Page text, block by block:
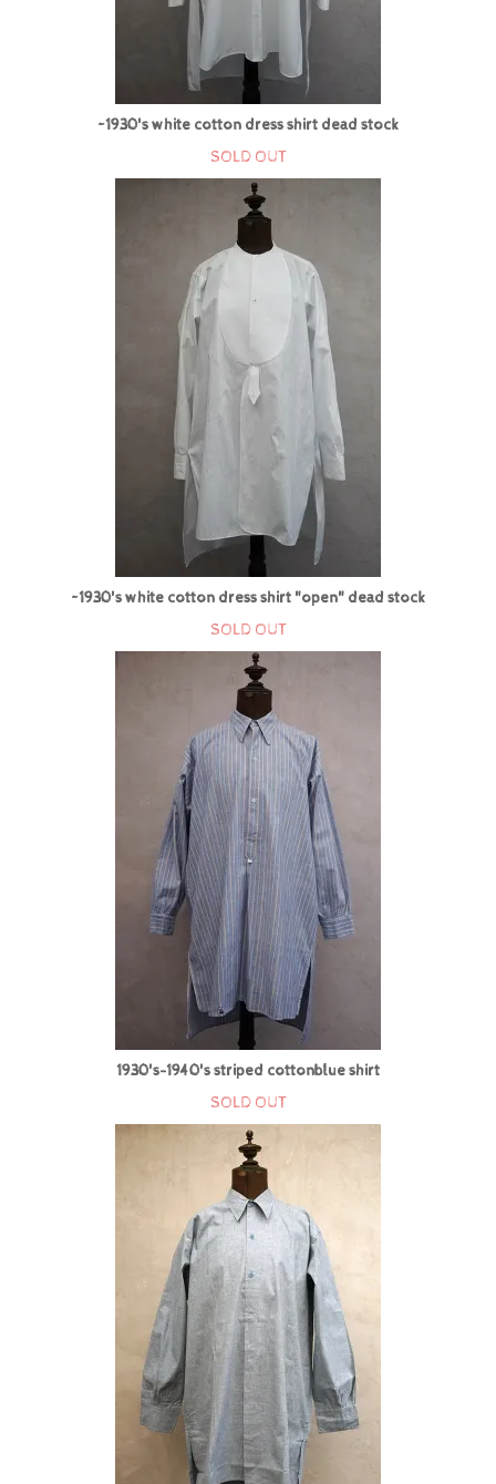
~1930's white cotton dress shirt dead stock
SOLD OUT
~1930's white cotton dress shirt "open" dead stock
SOLD OUT
1930's-1940's striped cottonblue shirt
SOLD OUT